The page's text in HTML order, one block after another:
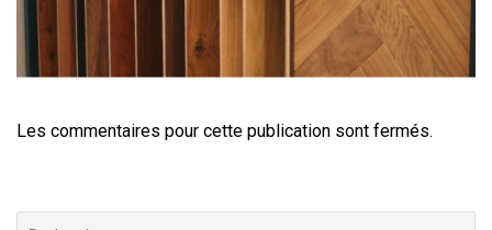
Les commentaires pour cette publication sont fermés.